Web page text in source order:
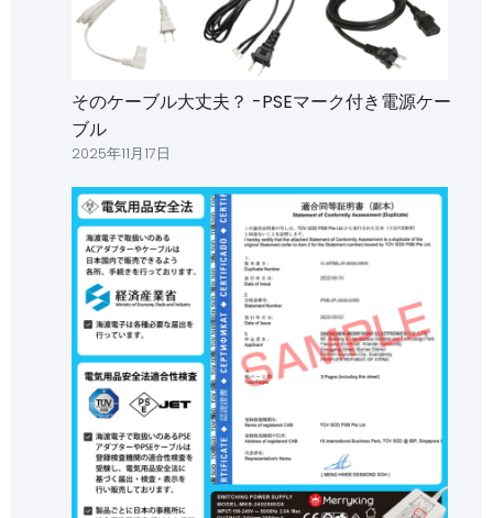
そのケーブル大丈夫？ -PSEマーク付き電源ケー
ブル
2025年11月17日